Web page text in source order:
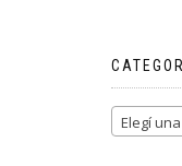
Elegí